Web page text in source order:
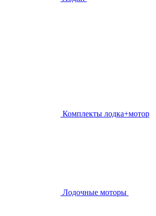
Комплекты лодка+мотор
Лодочные моторы